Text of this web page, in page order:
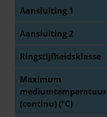
Aansluiting 1
Aansluiting 2
Ringstijfheidsklasse
Maximum
mediumtemperatuur
(continu) (°C)